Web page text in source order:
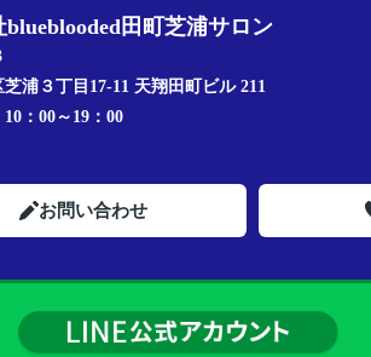
blueblooded田町芝浦サロン
浦３丁目17-11 天翔田町ビル 211
10：00～19：00
お問い合わせ